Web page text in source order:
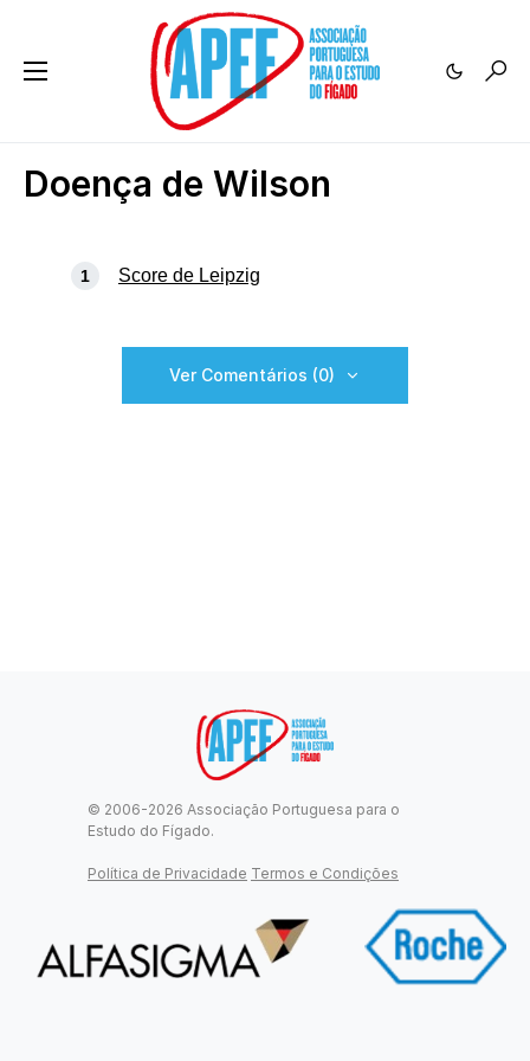
Doença de Wilson
Score de Leipzig
Ver Comentários (0)
© 2006-2026 Associação Portuguesa para o
Estudo do Fígado.
Política de Privacidade Termos e Condições